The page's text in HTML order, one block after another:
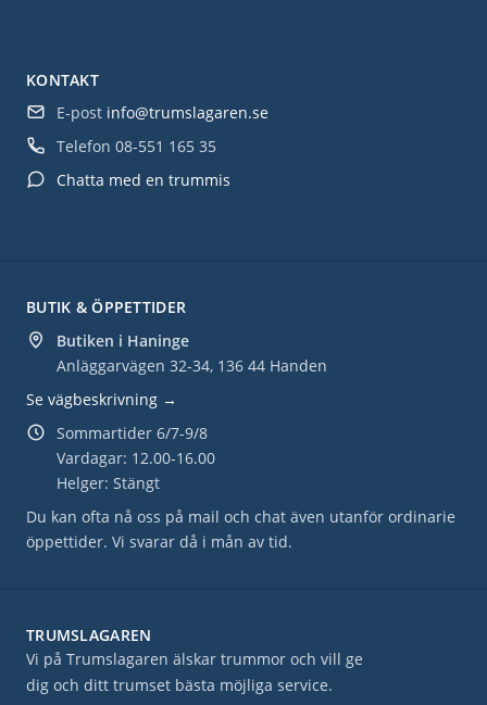
BUTIK & ÖPPETTIDER
Butiken i Haninge
Anläggarvägen 32-34, 136 44 Handen
Se vägbeskrivning →
Sommartider 6/7-9/8
Vardagar: 12.00-16.00
Helger: Stängt
Du kan ofta nå oss på mail och chat även utanför ordinarie
öppettider. Vi svarar då i mån av tid.
KONTAKT
E-post info@trumslagaren.se
Telefon 08-551 165 35
Chatta med en trummis
TRUMSLAGAREN
Vi på Trumslagaren älskar trummor och vill ge
dig och ditt trumset bästa möjliga service.